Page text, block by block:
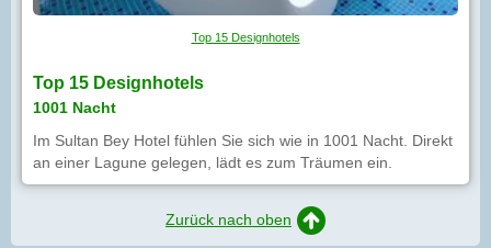
Top 15 Designhotels
Top 15 Designhotels
1001 Nacht
Im Sultan Bey Hotel fühlen Sie sich wie in 1001 Nacht. Direkt
an einer Lagune gelegen, lädt es zum Träumen ein.
Zurück nach oben